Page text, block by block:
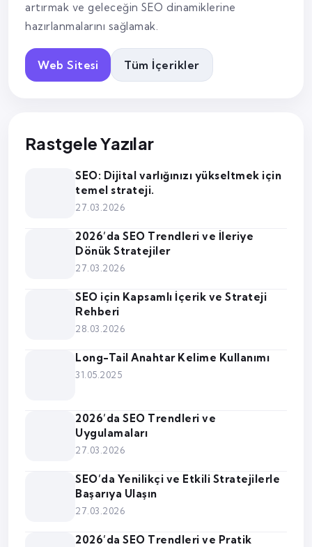
artırmak ve geleceğin SEO dinamiklerine
hazırlanmalarını sağlamak.
Web Sitesi Tüm İçerikler
Rastgele Yazılar
SEO: Dijital varlığınızı yükseltmek için
temel strateji.
27.03.2026
2026’da SEO Trendleri ve İleriye
Dönük Stratejiler
27.03.2026
SEO için Kapsamlı İçerik ve Strateji
Rehberi
28.03.2026
Long-Tail Anahtar Kelime Kullanımı
31.05.2025
2026’da SEO Trendleri ve
Uygulamaları
27.03.2026
SEO’da Yenilikçi ve Etkili Stratejilerle
Başarıya Ulaşın
27.03.2026
2026’da SEO Trendleri ve Pratik